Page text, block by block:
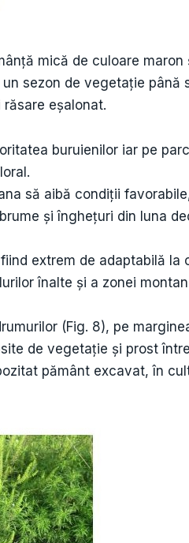
mică de culoare
sezon de vegetație până
eșalonat.
buruienilor iar pe
să aibă condiții
și înghețuri din luna
extrem de adaptabilă la
înalte și a zonei
(Fig. 8), pe
de vegetație și prost
pământ excavat, în